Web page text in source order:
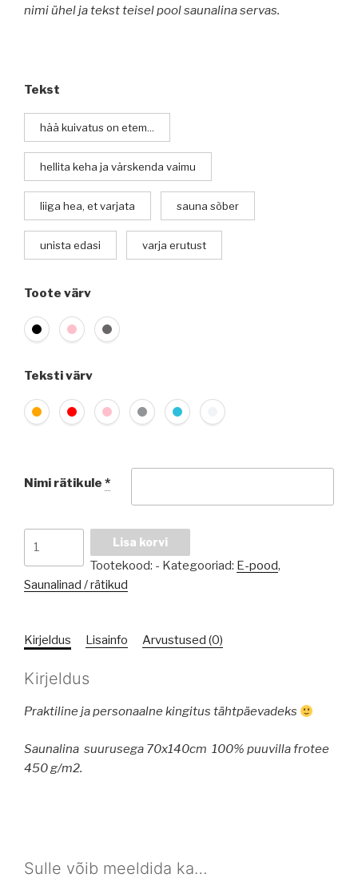
nimi ühel ja tekst teisel pool saunalina servas.
Tekst
hää kuivatus on etem...
hellita keha ja värskenda vaimu
liiga hea, et varjata sauna sõber
unista edasi varja erutust
Toote värv
Teksti värv
Nimi rätikule *
saunalina
Lisa korvi
Tootekood: - Kategooriad: E-pood,
Saunalinad / rätikud
Kirjeldus Lisainfo Arvustused (0)
Kirjeldus
Praktiline ja personaalne kingitus tähtpäevadeks
Saunalina suurusega 70x140cm 100% puuvilla frotee
450 g/m2.
Sulle võib meeldida ka…